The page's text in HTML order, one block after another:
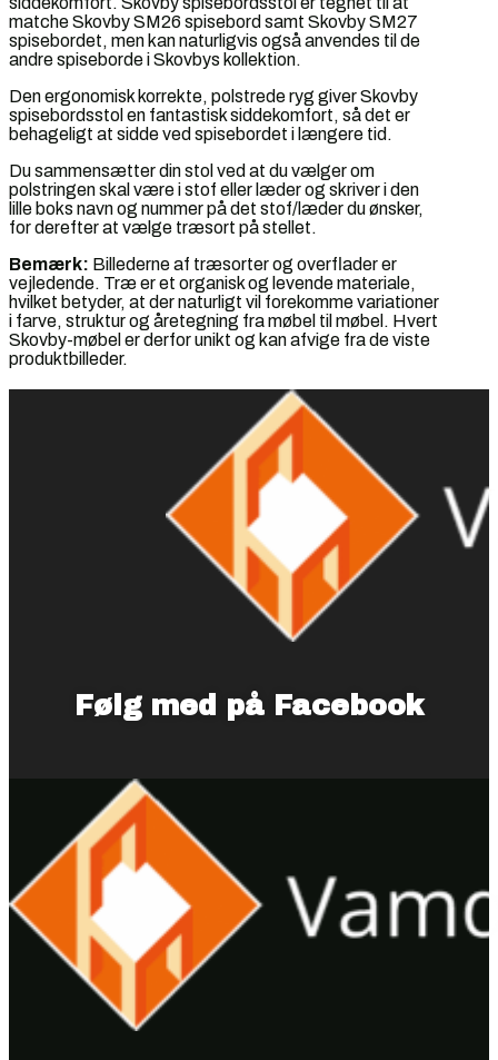
matche Skovby SM26 spisebord samt Skovby SM27
spisebordet, men kan naturligvis også anvendes til de
andre spiseborde i Skovbys kollektion.
Den ergonomisk korrekte, polstrede ryg giver Skovby
spisebordsstol en fantastisk siddekomfort, så det er
behageligt at sidde ved spisebordet i længere tid.
Du sammensætter din stol ved at du vælger om
polstringen skal være i stof eller læder og skriver i den
lille boks navn og nummer på det stof/læder du ønsker,
for derefter at vælge træsort på stellet.
Bemærk: Billederne af træsorter og overflader er
vejledende. Træ er et organisk og levende materiale,
hvilket betyder, at der naturligt vil forekomme variationer
i farve, struktur og åretegning fra møbel til møbel. Hvert
Skovby-møbel er derfor unikt og kan afvige fra de viste
produktbilleder.
Følg med på Facebook